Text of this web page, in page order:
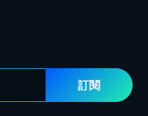
訂閱